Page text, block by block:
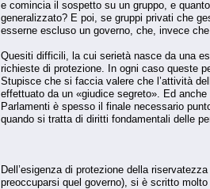
e comincia il sospetto su un gruppo, e
generalizzato? E poi, se gruppi privati che
esserne escluso un governo, che, invece
Quesiti difficili, la cui serietà nasce da una
richieste di protezione. In ogni caso queste
Stupisce che si faccia valere che l’attività
effettuato da un «giudice segreto». Ed
Parlamenti è spesso il finale necessario
quando si tratta di diritti fondamentali delle
Dell’esigenza di protezione della
preoccuparsi quel governo), si è scritto